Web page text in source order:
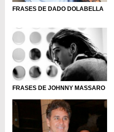
FRASES DE DADO DOLABELLA
FRASES DE JOHNNY MASSARO